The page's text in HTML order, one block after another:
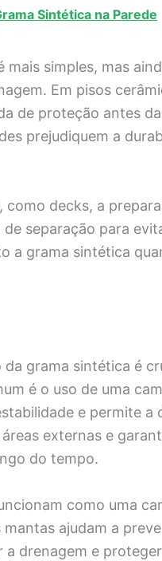
Sintética na Parede
simples, mas
Em pisos
de proteção antes
prejudiquem a
como decks, a
separação para
a grama sintética
grama sintética é
é o uso de uma
e permite a
externas e
do tempo.
como uma
ajudam a
drenagem e